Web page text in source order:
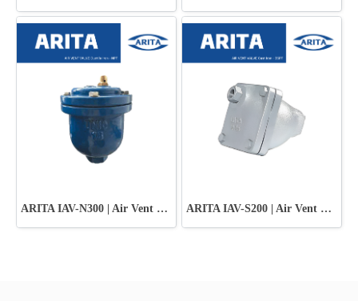
ARITA IAV-N300 | Air Vent Valve Ductile Iron ARITA IAV-S200 | Air Vent Valve Cast Iron